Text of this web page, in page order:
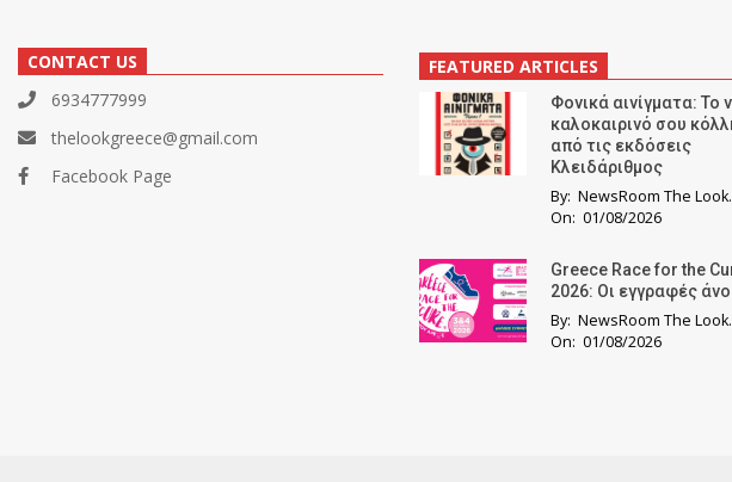
CONTACT US
6934777999
thelookgreece@gmail.com
Facebook Page
FEATURED ARTICLES
Φονικά αινίγματα: Το
καλοκαιρινό σου
από τις εκδόσεις
Κλειδάριθμος
By: NewsRoom The
On: 01/08/2026
Greece Race for the
2026: Οι εγγραφές
By: NewsRoom The
On: 01/08/2026